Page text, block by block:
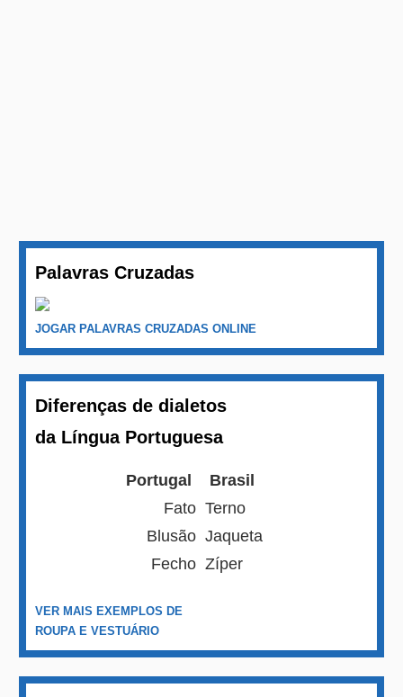
Palavras Cruzadas
JOGAR PALAVRAS CRUZADAS ONLINE
Diferenças de dialetos
da Língua Portuguesa
Portugal
Brasil
Fato Terno
Blusão Jaqueta
Fecho Zíper
VER MAIS EXEMPLOS DE
ROUPA E VESTUÁRIO